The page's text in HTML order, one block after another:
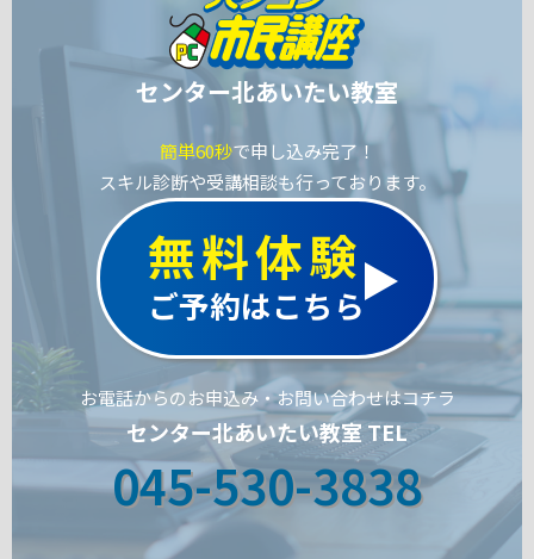
センター北あいたい教室
簡単60秒で申し込み完了！
スキル診断や受講相談も行っております。
無料体験
ご予約はこちら
お電話からのお申込み・お問い合わせはコチラ
センター北あいたい教室 TEL
045-530-3838